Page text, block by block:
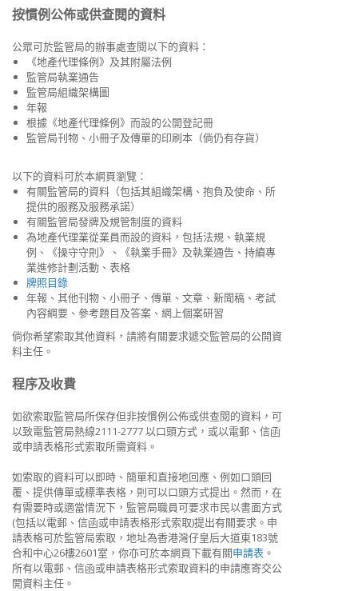
按慣例公佈或供查閱的資料
公眾可於監管局的辦事處查閱以下的資料：
《地產代理條例》及其附屬法例
監管局執業通告
監管局組織架構圖
年報
根據《地產代理條例》而設的公開登記冊
監管局刊物、小冊子及傳單的印刷本（倘仍有存貨）
以下的資料可於本網頁瀏覽：
有關監管局的資料（包括其組織架構、抱負及使命、所
提供的服務及服務承諾）
有關監管局發牌及規管制度的資料
為地產代理業從業員而設的資料，包括法規、執業規
例、《操守守則》、《執業手冊》及執業通告、持續專
業進修計劃活動、表格
牌照目錄
年報、其他刊物、小冊子、傳單、文章、新聞稿、考試
內容綱要、參考題目及答案、網上個案研習
倘你希望索取其他資料，請將有關要求遞交監管局的公開資
料主任。
程序及收費
如欲索取監管局所保存但非按慣例公佈或供查閱的資料，可
以致電監管局熱線2111-2777 以口頭方式，或以電郵、信函
或申請表格形式索取所需資料。
如索取的資料可以即時、簡單和直接地回應、例如口頭回
覆、提供傳單或標準表格，則可以口頭方式提出。然而，在
有需要時或適當情況下，監管局職員可要求市民以書面方式
(包括以電郵、信函或申請表格形式索取)提出有關要求。申
請表格可於監管局索取，地址為香港灣仔皇后大道東183號
合和中心26樓2601室，你亦可於本網頁下載有關申請表 。
所有以電郵、信函或申請表格形式索取資料的申請應寄交公
開資料主任。